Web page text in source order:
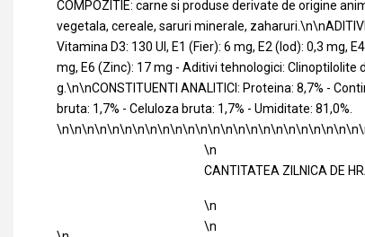
COMPOZITIE: carne si produse derivate de origine
vegetala, cereale, saruri minerale,
Vitamina D3: 130 UI, E1 (Fier): 6 mg, E2 (Iod): 0,3 mg,
mg, E6 (Zinc): 17 mg - Aditivi tehnologici: Clinoptilolite
g.\n\nCONSTITUENTI ANALITICI: Proteina: 8,7% -
bruta: 1,7% - Celuloza bruta: 1,7% - Umiditate: 81,0%.
\n
CANTITATEA ZILNICA DE
\n
\n